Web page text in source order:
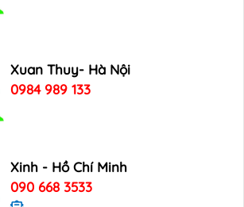
Xuan Thuy- Hà Nội
0984 989 133
Xinh - Hồ Chí Minh
090 668 3533